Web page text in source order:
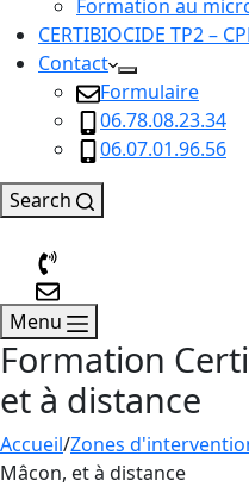
Formation au
CERTIBIOCIDE TP2 –
Contact
Formulaire
06.78.08.23.34
06.07.01.96.56
Search
Menu
Formation
et à distance
Accueil/Zones
Mâcon, et à distance